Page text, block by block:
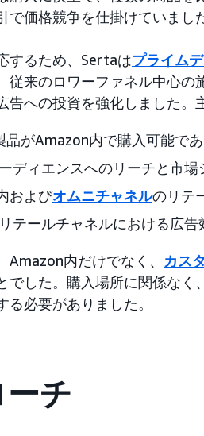
で価格競争を仕掛けていまし
するため、Sertaはプライム
従来のロワーファネル中心の
告への投資を強化しました。
品がAmazon内で購入可能で
ディエンスへのリーチと市場
およびオムニチャネルのリテ
テールチャネルにおける広告
Amazon内だけでなく、 カス
でした。購入場所に関係な
る必要がありました。
チ